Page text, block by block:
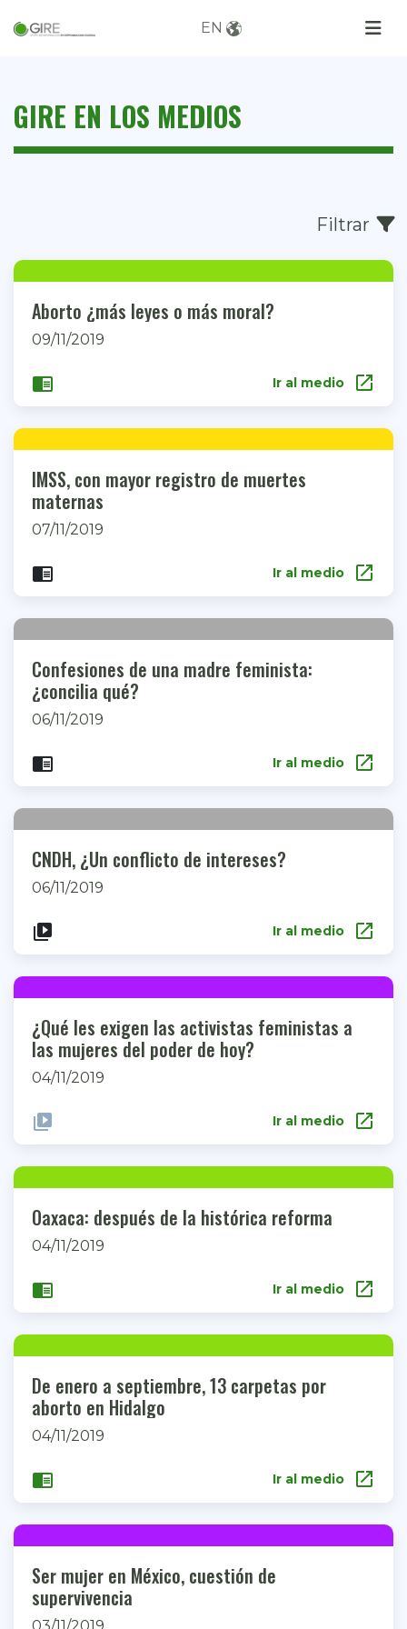
EN
GIRE EN LOS MEDIOS
Filtrar
Aborto ¿más leyes o más moral?
09/11/2019
chrome_reader_mode Ir al medio open_in_new
IMSS, con mayor registro de muertes
maternas
07/11/2019
chrome_reader_mode Ir al medio open_in_new
Confesiones de una madre feminista:
¿concilia qué?
06/11/2019
chrome_reader_mode Ir al medio open_in_new
CNDH, ¿Un conflicto de intereses?
06/11/2019
video_library Ir al medio open_in_new
¿Qué les exigen las activistas feministas a
las mujeres del poder de hoy?
04/11/2019
video_library Ir al medio open_in_new
Oaxaca: después de la histórica reforma
04/11/2019
chrome_reader_mode Ir al medio open_in_new
De enero a septiembre, 13 carpetas por
aborto en Hidalgo
04/11/2019
chrome_reader_mode Ir al medio open_in_new
Ser mujer en México, cuestión de
supervivencia